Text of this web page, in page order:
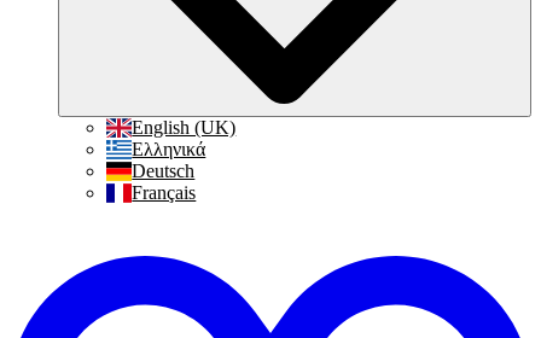
English (UK)
Ελληνικά
Deutsch
Français